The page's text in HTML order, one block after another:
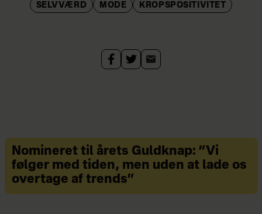
Lind Laursen om bl.a. kropsskam,
man kommer negative tanker til livs
og lærer at tale pænt til og om sig
SELVVÆRD MODE KROPSPOSITIVITET
Nomineret til årets Guldknap: ”Vi
følger med tiden, men uden at lade os
overtage af trends”